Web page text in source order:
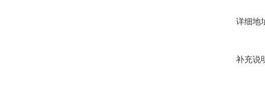
详细地
补充说